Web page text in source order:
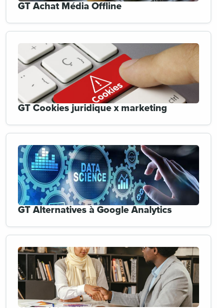
GT Achat Média Offline
GT Cookies juridique x marketing
GT Alternatives à Google Analytics